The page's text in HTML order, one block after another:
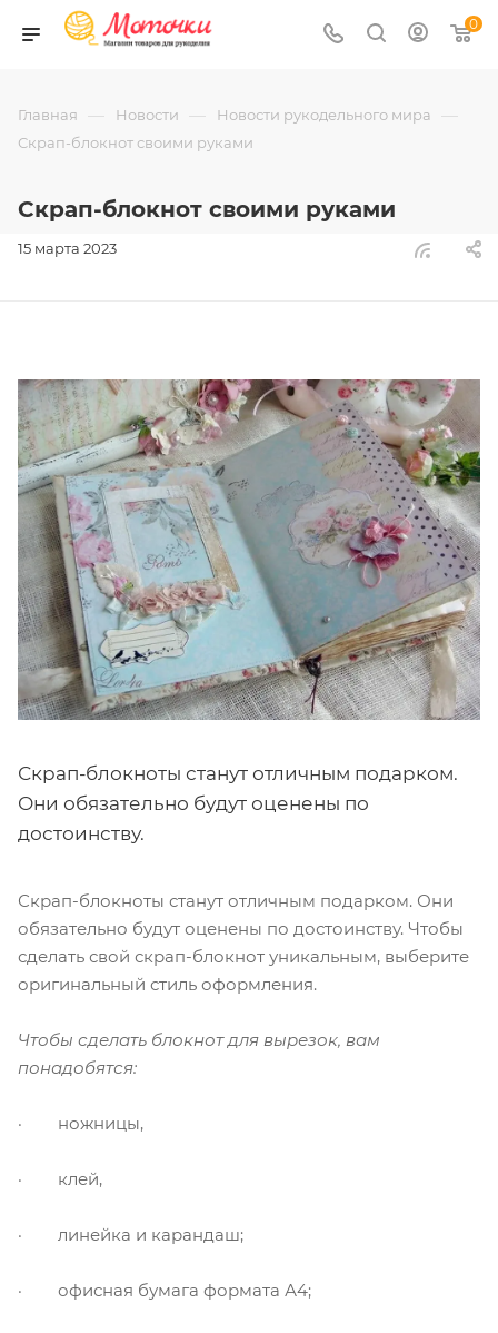
0
Главная — Новости — Новости рукодельного мира —
Скрап-блокнот своими руками
Скрап-блокнот своими руками
15 марта 2023
Скрап-блокноты станут отличным подарком.
Они обязательно будут оценены по
достоинству.
Скрап-блокноты станут отличным подарком. Они
обязательно будут оценены по достоинству. Чтобы
сделать свой скрап-блокнот уникальным, выберите
оригинальный стиль оформления.
Чтобы сделать блокнот для вырезок, вам
понадобятся:
· ножницы,
· клей,
· линейка и карандаш;
· офисная бумага формата А4;